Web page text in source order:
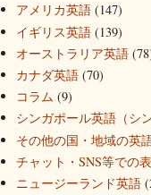
アメリカ英語 (147)
イギリス英語 (139)
オーストラリア英語
カナダ英語 (70)
コラム (9)
シンガポール英語（シ
その他の国・地域の英
チャット・SNS等での
ニュージーランド英語